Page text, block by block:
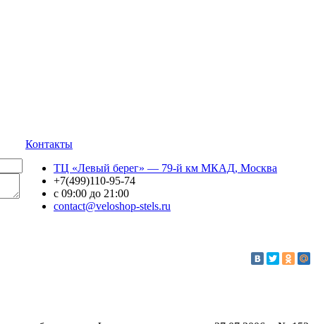
Контакты
ТЦ «Левый берег» — 79-й км МКАД, Москва
+7(499)110-95-74
с 09:00 до 21:00
contact@veloshop-stels.ru